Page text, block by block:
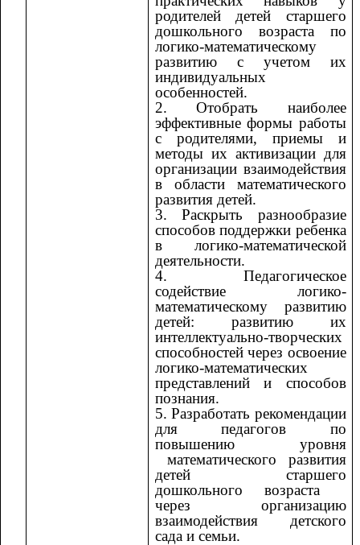
родителей детей старшего
дошкольного возраста по
логико-математическому
развитию с учетом их
индивидуальных
особенностей.
2. Отобрать наиболее
эффективные формы работы
с родителями, приемы и
методы их активизации для
организации взаимодействия
в области математического
развития детей.
3. Раскрыть разнообразие
способов поддержки ребенка
в логико-математической
деятельности.
4. Педагогическое
содействие логико-
математическому развитию
детей: развитию их
интеллектуально-творческих
способностей через освоение
логико-математических
представлений и способов
познания.
5. Разработать рекомендации
для педагогов по
повышению уровня
математического развития
детей старшего
дошкольного возраста
через организацию
взаимодействия детского
сада и семьи.